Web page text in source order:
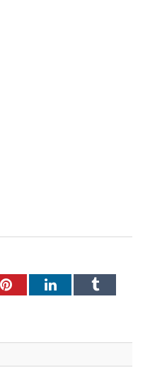
PinterestLinkedInTumblr